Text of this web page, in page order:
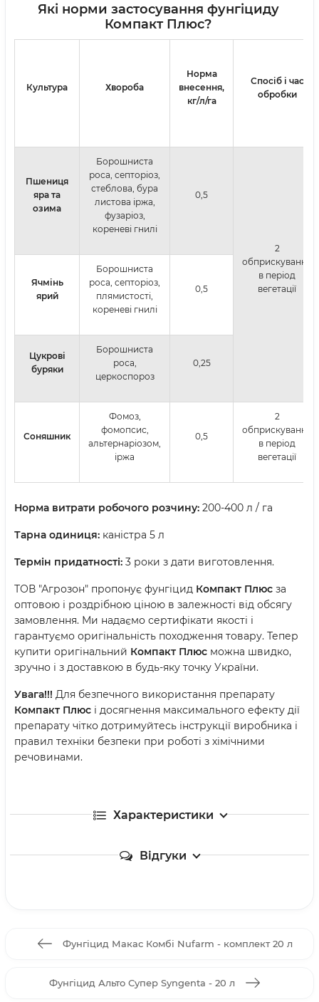
Які норми застосування фунгіциду
Компакт Плюс?
Культура Хвороба
Норма
внесення,
кг/л/га
Спосіб і час
обробки
Пшениця
яра та
озима
Борошниста
роса, септоріоз,
стеблова, бура
листова іржа,
фузаріоз,
кореневі гнилі
0,5
2
обприскування
в період
вегетації
Ячмінь
ярий
Борошниста
роса, септоріоз,
плямистості,
кореневі гнилі
0,5
Цукрові
буряки
Борошниста
роса,
церкоспороз
0,25
Соняшник
Фомоз,
фомопсис,
альтернаріозом,
іржа
0,5
2
обприскування
в період
вегетації
Норма витрати робочого розчину: 200-400 л / га
Тарна одиниця: каністра 5 л
Термін придатності: 3 роки з дати виготовлення.
ТОВ "Агрозон" пропонує фунгіцид Компакт Плюс за
оптовою і роздрібною ціною в залежності від обсягу
замовлення. Ми надаємо сертифікати якості і
гарантуємо оригінальність походження товару. Тепер
купити оригінальний Компакт Плюс можна швидко,
зручно і з доставкою в будь-яку точку України.
Увага!!! Для безпечного використання препарату
Компакт Плюс і досягнення максимального ефекту дії
препарату чітко дотримуйтесь інструкції виробника і
правил техніки безпеки при роботі з хімічними
речовинами.
Характеристики
Відгуки
Фунгіцид Макас Комбі Nufarm - комплект 20 л
Фунгіцид Альто Супер Syngenta - 20 л